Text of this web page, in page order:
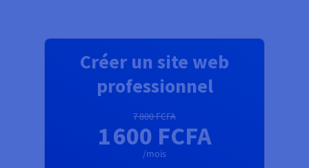
Créer un site web
professionnel
7 800 FCFA
1 600 FCFA
/mois